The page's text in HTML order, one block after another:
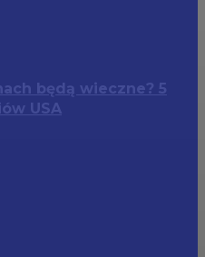
będą wieczne? 5
USA